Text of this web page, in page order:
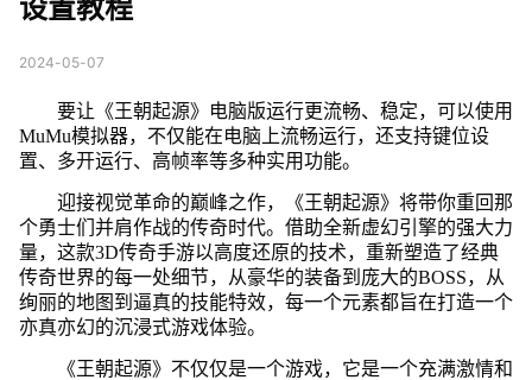
设置教程
2024-05-07
要让《王朝起源》电脑版运行更流畅、稳定，可以使用
MuMu模拟器，不仅能在电脑上流畅运行，还支持键位设
置、多开运行、高帧率等多种实用功能。
迎接视觉革命的巅峰之作，《王朝起源》将带你重回那
个勇士们并肩作战的传奇时代。借助全新虚幻引擎的强大力
量，这款3D传奇手游以高度还原的技术，重新塑造了经典
传奇世界的每一处细节，从豪华的装备到庞大的BOSS，从
绚丽的地图到逼真的技能特效，每一个元素都旨在打造一个
亦真亦幻的沉浸式游戏体验。
《王朝起源》不仅仅是一个游戏，它是一个充满激情和